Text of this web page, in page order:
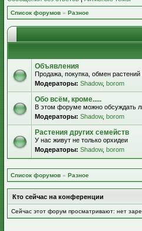
Список форумов » Разное
Объявления
Продажа, покупка, обмен
Модераторы: Shadow, borom
Обо всём, кроме.....
В этом форуме можно обсуждать
Модераторы: Shadow, borom
Растения других семейств
У нас живут не только орхидеи
Модераторы: Shadow, borom
Список форумов » Разное
Кто сейчас на конференции
Сейчас этот форум просматривают: нет